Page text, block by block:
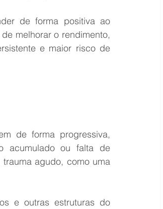
de forma positiva ao
melhorar o rendimento,
e maior risco de
de forma progressiva,
acumulado ou falta de
agudo, como uma
e outras estruturas do